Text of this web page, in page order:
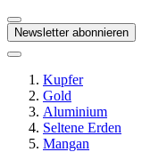
Newsletter abonnieren
Kupfer
Gold
Aluminium
Seltene Erden
Mangan